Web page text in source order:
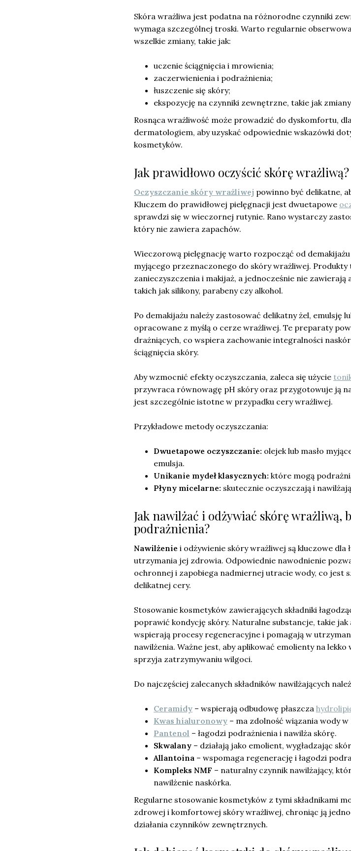
Skóra wrażliwa jest podatna na różnorodne czynniki
wymaga szczególnej troski. Warto regularnie
wszelkie zmiany, takie jak:
uczenie ściągnięcia i mrowienia;
zaczerwienienia i podrażnienia;
łuszczenie się skóry;
ekspozycję na czynniki zewnętrzne, takie jak
Rosnąca wrażliwość może prowadzić do dyskomfortu,
dermatologiem, aby uzyskać odpowiednie wskazówki
kosmetyków.
Jak prawidłowo oczyścić skórę wrażliwą?
Oczyszczanie skóry wrażliwej powinno być delikatne,
Kluczem do prawidłowej pielęgnacji jest dwuetapowe
sprawdzi się w wieczornej rutynie. Rano wystarczy
który nie zawiera zapachów.
Wieczorową pielęgnację warto rozpocząć od demakijażu
myjącego przeznaczonego do skóry wrażliwej. Produkty
zanieczyszczenia i makijaż, a jednocześnie nie zawierają
takich jak silikony, parabeny czy alkohol.
Po demakijażu należy zastosować delikatny żel, emulsję
opracowane z myślą o cerze wrażliwej. Te preparaty
drażniących, co wspiera zachowanie integralności
ściągnięcia skóry.
Aby wzmocnić efekty oczyszczania, zaleca się użycie
przywraca równowagę pH skóry oraz przygotowuje ją
jest szczególnie istotne w przypadku cery wrażliwej.
Przykładowe metody oczyszczania:
Dwuetapowe oczyszczanie: olejek lub masło
emulsja.
Unikanie mydeł klasycznych: które mogą
Płyny micelarne: skutecznie oczyszczają i
Jak nawilżać i odżywiać skórę wrażliwą,
podrażnienia?
Nawilżenie i odżywienie skóry wrażliwej są kluczowe dla
utrzymania jej zdrowia. Odpowiednie nawodnienie
ochronnej i zapobiega nadmiernej utracie wody, co jest
delikatnej cery.
Stosowanie kosmetyków zawierających składniki
poprawić kondycję skóry. Naturalne substancje, takie jak
wspierają procesy regeneracyjne i pomagają w
nawilżenia. Ważne jest, aby aplikować emolienty na
sprzyja zatrzymywaniu wilgoci.
Do najczęściej zalecanych składników nawilżających
Ceramidy – wspierają odbudowę płaszcza
Kwas hialuronowy – ma zdolność wiązania wody w
Pantenol – łagodzi podrażnienia i nawilża skórę.
Skwalany – działają jako emolient, wygładzając
Allantoina – wspomaga regenerację i łagodzi
Kompleks NMF – naturalny czynnik nawilżający,
nawilżenie naskórka.
Regularne stosowanie kosmetyków z tymi składnikami
zdrowej i komfortowej skóry wrażliwej, chroniąc ją
działania czynników zewnętrznych.